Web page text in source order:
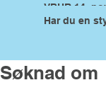
VBUR
Har du en
Søknad om